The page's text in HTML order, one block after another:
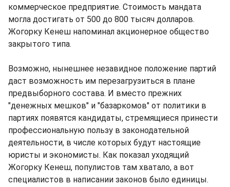
коммерческое предприятие. Стоимость мандата
могла достигать от 500 до 800 тысяч долларов.
Жогорку Кенеш напоминал акционерное общество
закрытого типа.
Возможно, нынешнее незавидное положение партий
даст возможность им перезагрузиться в плане
предвыборного состава. И вместо прежних
"денежных мешков" и "базаркомов" от политики в
партиях появятся кандидаты, стремящиеся принести
профессиональную пользу в законодательной
деятельности, в числе которых будут настоящие
юристы и экономисты. Как показал уходящий
Жогорку Кенеш, популистов там хватало, а вот
специалистов в написании законов было единицы.